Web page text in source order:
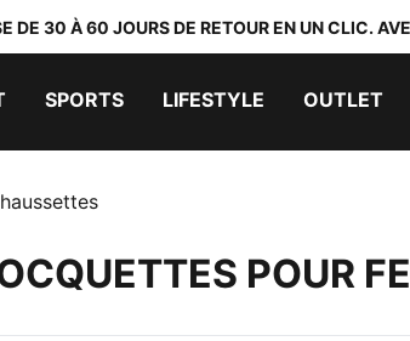
DE 30 À 60 JOURS DE RETOUR EN UN CLIC.
SPORTS LIFESTYLE OUTLET
POUR